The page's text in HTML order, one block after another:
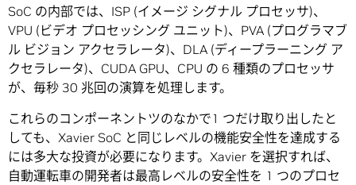
SoC の内部では、ISP (イメージ シグナル プロセッサ)、
VPU (ビデオ プロセッシング ユニット)、PVA (プログラマブ
ル ビジョン アクセラレータ)、DLA (ディープラーニング ア
クセラレータ)、CUDA GPU、CPU の 6 種類のプロセッサ
が、毎秒 30 兆回の演算を処理します。
これらのコンポーネントツのなかで1 つだけ取り出したと
しても、Xavier SoC と同じレベルの機能安全性を達成する
には多大な投資が必要になります。Xavier を選択すれば、
自動運転車の開発者は最高レベルの安全性を 1 つのプロセ